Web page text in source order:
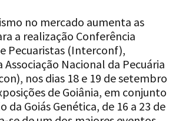
no mercado aumenta as
a realização Conferência
Pecuaristas (Interconf),
Nacional da Pecuária
nos dias 18 e 19 de setembro
de Goiânia, em conjunto
da Goiás Genética, de 16 a 23 de